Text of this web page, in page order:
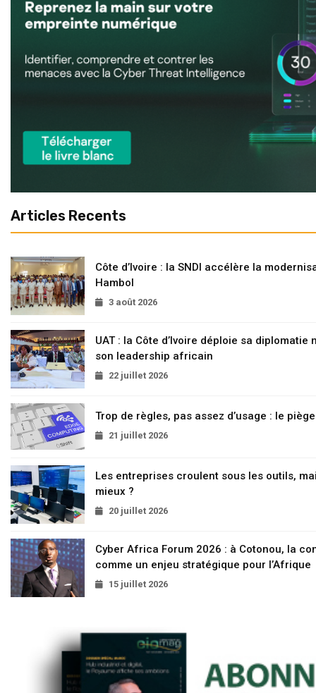
Articles Recents
Côte d’Ivoire : la SNDI accélère la
Hambol
3 août 2026
UAT : la Côte d’Ivoire déploie sa
son leadership africain
22 juillet 2026
Trop de règles, pas assez d’usage : le
21 juillet 2026
Les entreprises croulent sous les outils,
mieux ?
20 juillet 2026
Cyber Africa Forum 2026 : à Cotonou, la
comme un enjeu stratégique pour l’Afrique
15 juillet 2026